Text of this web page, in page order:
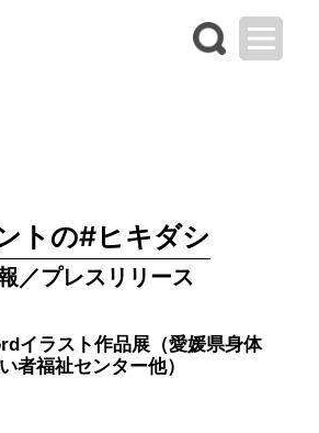
トの#ヒキダシ
／プレスリリース
イラスト作品展（愛媛県身体
者福祉センター他）